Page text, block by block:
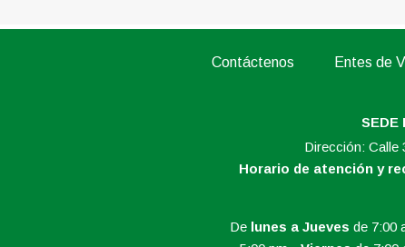
Contáctenos Entes de
SEDE
Dirección: Calle
Horario de atención y
De lunes a Jueves de 7:00